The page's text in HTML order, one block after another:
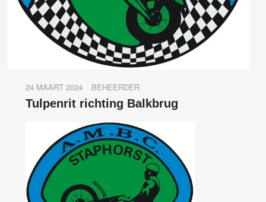
24 MAART 2024 BEHEERDER
Tulpenrit richting Balkbrug